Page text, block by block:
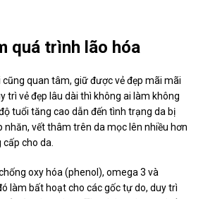
quá trình lão hóa
quan tâm, giữ được vẻ đẹp mãi mãi
trì vẻ đẹp lâu dài thì không ai làm không
tuổi tăng cao dẫn đến tình trạng da bị
nhăn, vết thâm trên da mọc lên nhiều hơn
cho da.
oxy hóa (phenol), omega 3 và
làm bất hoạt cho các gốc tự do, duy trì